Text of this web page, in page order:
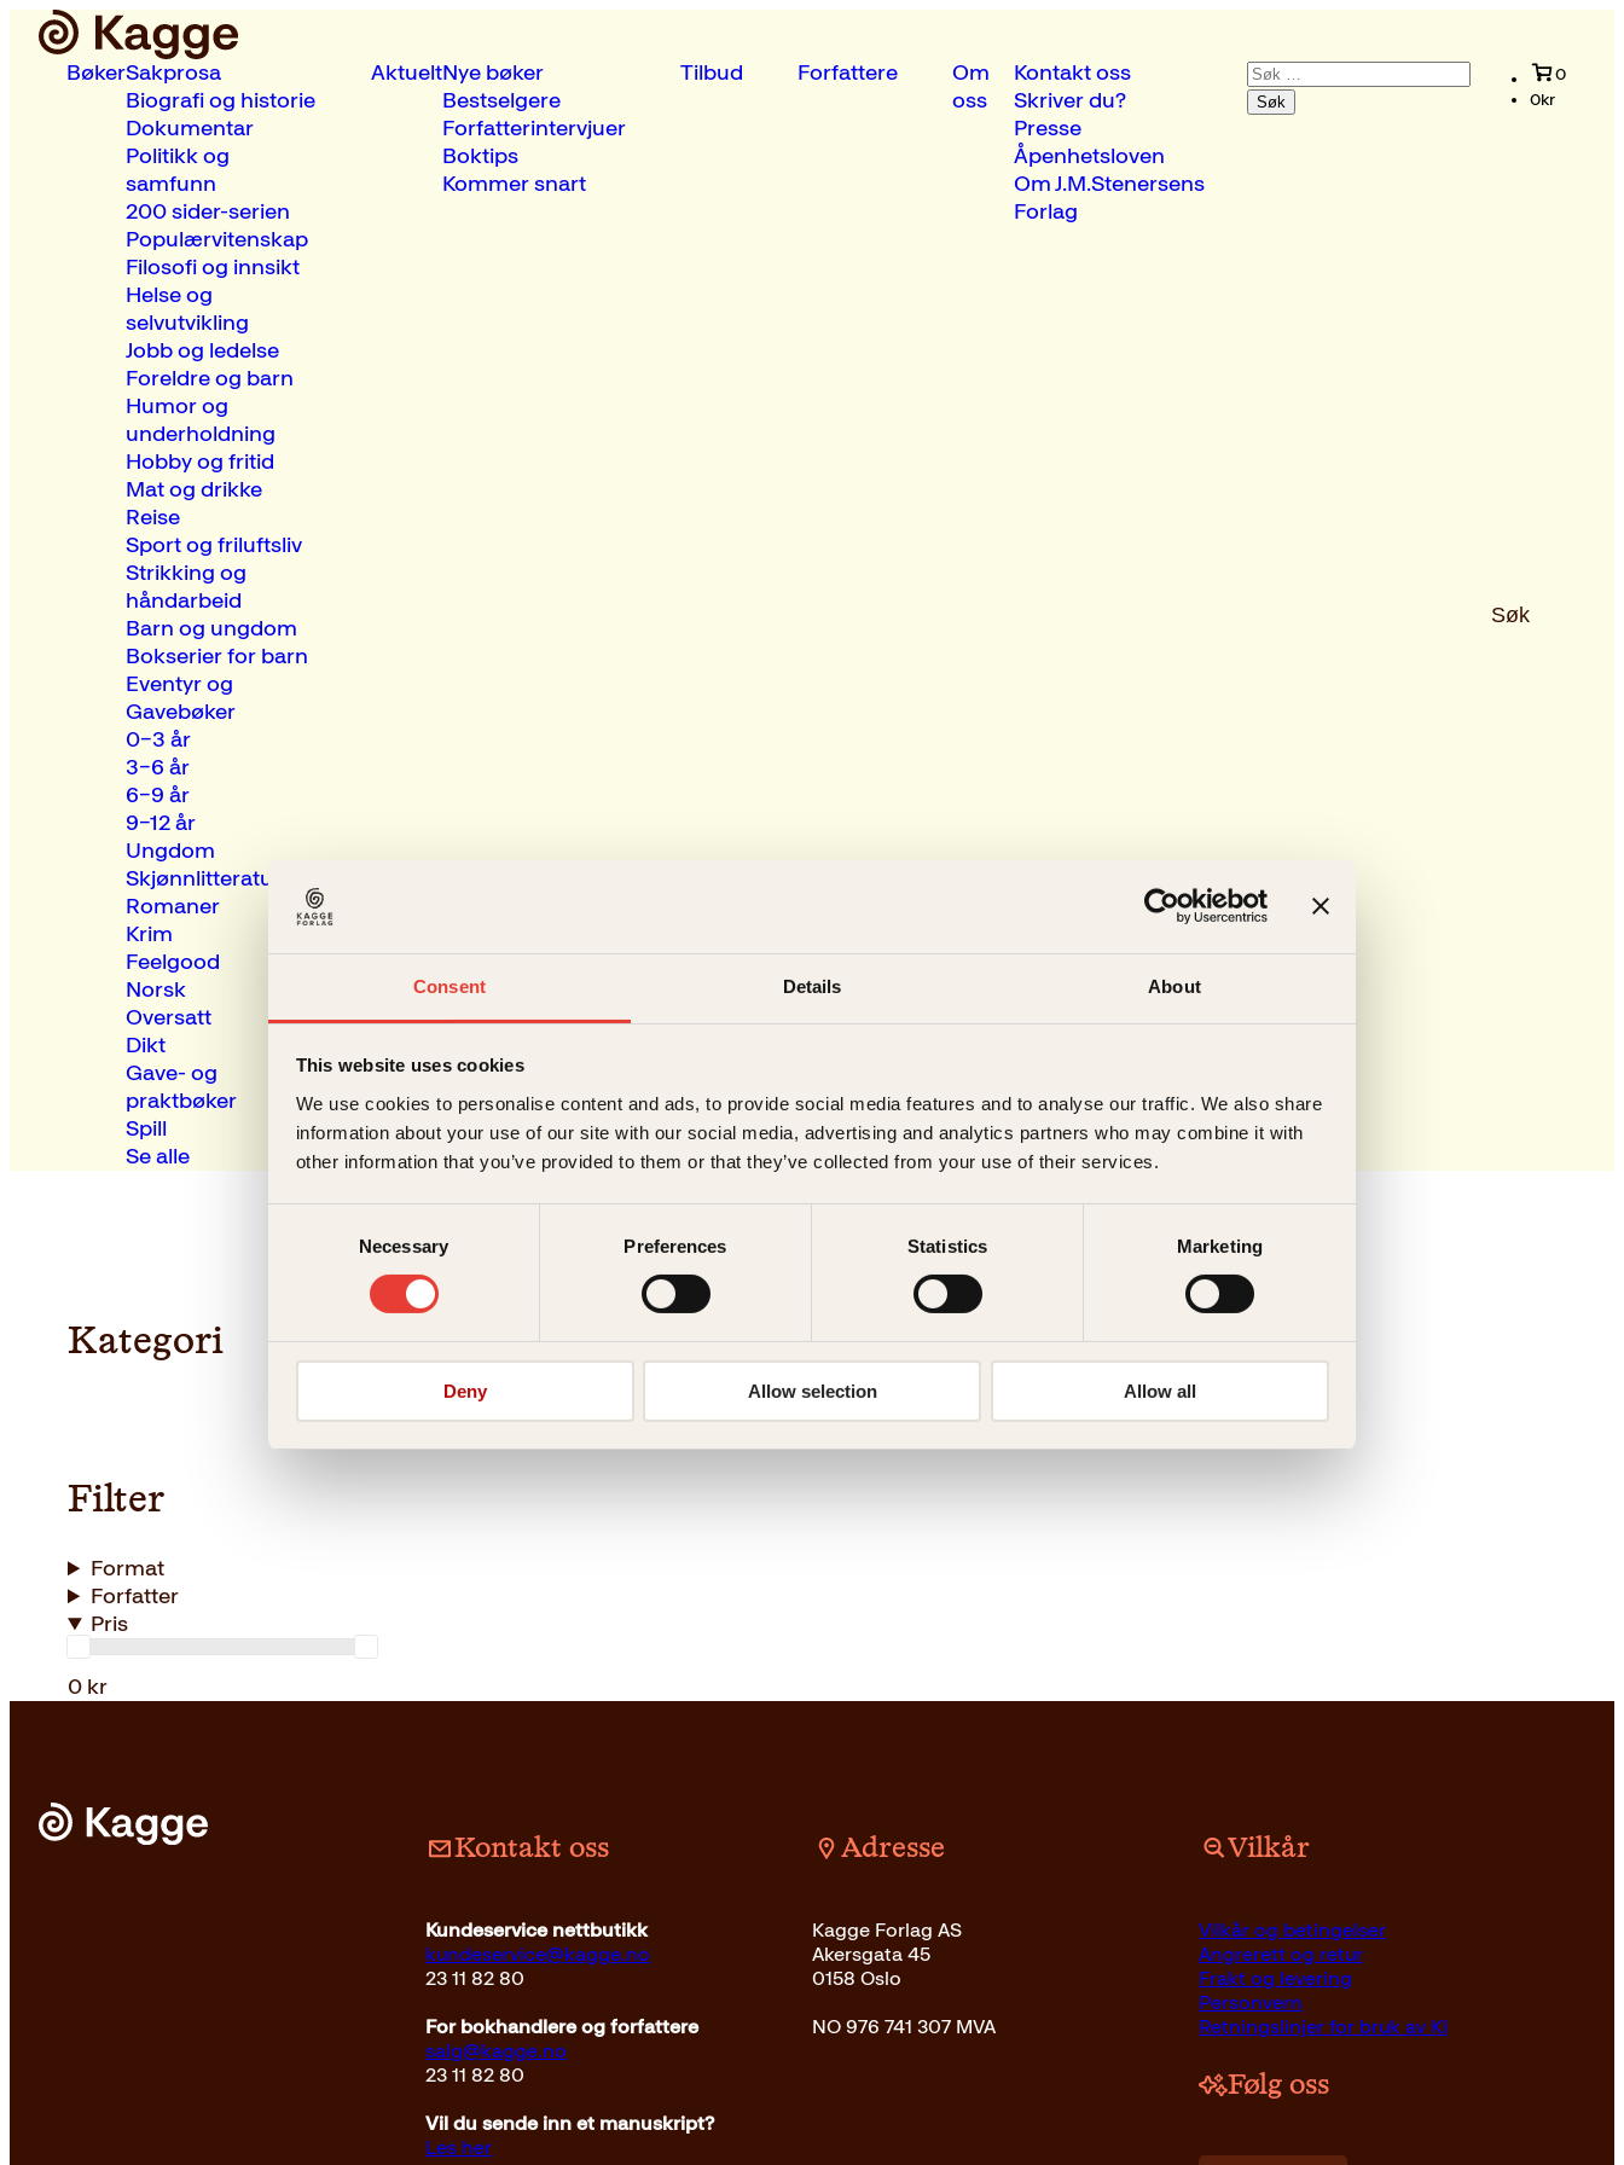
Consent Details About
This website uses cookies
We use cookies to personalise content and ads, to provide social media features and to analyse our traffic. We also share
information about your use of our site with our social media, advertising and analytics partners who may combine it with
other information that you’ve provided to them or that they’ve collected from your use of their services.
Necessary Preferences Statistics Marketing
Deny Allow selection Allow all
BøkerSakprosa
Biografi og historie
Dokumentar
Politikk og
samfunn
200 sider-serien
Populærvitenskap
Filosofi og innsikt
Helse og
selvutvikling
Jobb og ledelse
Foreldre og barn
Humor og
underholdning
Hobby og fritid
Mat og drikke
Reise
Sport og friluftsliv
Strikking og
håndarbeid
Barn og ungdom
Bokserier for barn
Eventyr og
Gavebøker
0–3 år
3–6 år
6–9 år
9–12 år
Ungdom
Skjønnlitteratur
Romaner
Krim
Feelgood
Norsk
Oversatt
Dikt
Gave- og
praktbøker
Spill
Se alle
AktueltNye bøker
Bestselgere
Forfatterintervjuer
Boktips
Kommer snart
Tilbud Forfattere
Om
oss
Kontakt oss
Skriver du?
Presse
Åpenhetsloven
Om J.M.Stenersens
Forlag
Søk
etter:
Søk
0
0kr
Kategori
Filter
Format
Forfatter
Pris
0 kr
Kontakt oss
Kundeservice nettbutikk
kundeservice@kagge.no
23 11 82 80
For bokhandlere og forfattere
salg@kagge.no
23 11 82 80
Vil du sende inn et manuskript?
Les her
Adresse
Kagge Forlag AS
Akersgata 45
0158 Oslo
NO 976 741 307 MVA
Vilkår
Vilkår og betingelser
Angrerett og retur
Frakt og levering
Personvern
Retningslinjer for bruk av KI
Følg oss